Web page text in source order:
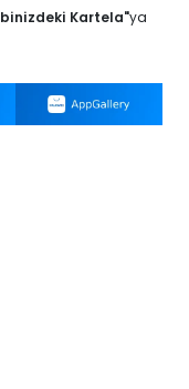
Kartela"ya